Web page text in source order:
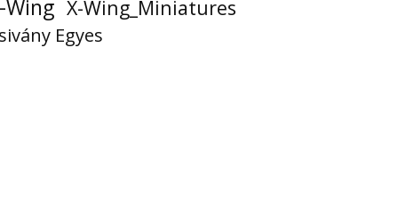
Wing X-Wing_Miniatures
Egyes